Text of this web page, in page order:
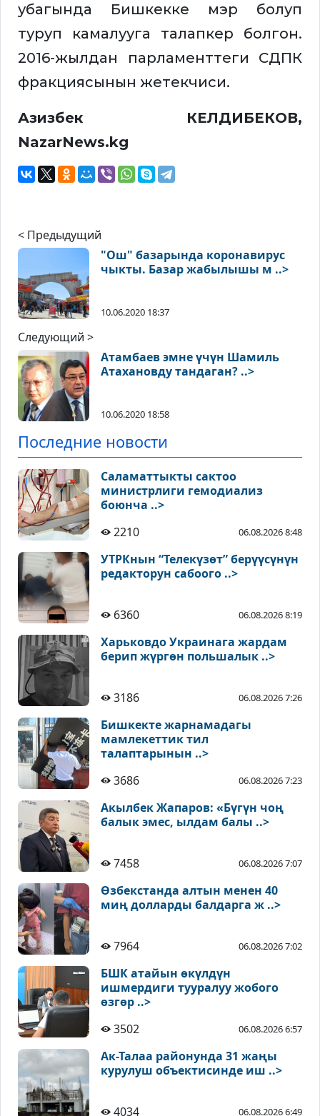
убагында Бишкекке мэр болуп
туруп камалууга талапкер болгон.
2016-жылдан парламенттеги СДПК
фракциясынын жетекчиси.
Азизбек КЕЛДИБЕКОВ,
NazarNews.kg
< Предыдущий
"Ош" базарында коронавирус
чыкты. Базар жабылышы м ..>
10.06.2020 18:37
Следующий >
Атамбаев эмне үчүн Шамиль
Атахановду тандаган? ..>
10.06.2020 18:58
Последние новости
Саламаттыкты сактоо
министрлиги гемодиализ
боюнча ..>
2210
06.08.2026 8:48
УТРКнын “Телекүзөт” берүүсүнүн
редакторун сабоого ..>
6360 06.08.2026 8:19
Харьковдо Украинага жардам
берип жүргөн польшалык ..>
3186 06.08.2026 7:26
Бишкекте жарнамадагы
мамлекеттик тил
талаптарынын ..>
3686
06.08.2026 7:23
Акылбек Жапаров: «Бүгүн чоң
балык эмес, ылдам балы ..>
7458 06.08.2026 7:07
Өзбекстанда алтын менен 40
миң долларды балдарга ж ..>
7964 06.08.2026 7:02
БШК атайын өкүлдүн
ишмердиги тууралуу жобого
өзгөр ..>
3502
06.08.2026 6:57
Ак-Талаа районунда 31 жаңы
курулуш объектисинде иш ..>
4034 06.08.2026 6:49